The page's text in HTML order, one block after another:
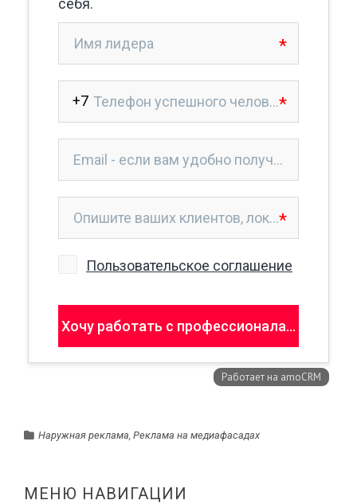
Наружная реклама, Реклама на медиафасадах
МЕНЮ НАВИГАЦИИ